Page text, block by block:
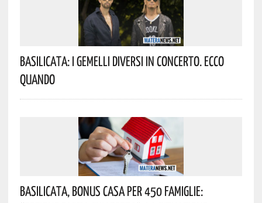
Basilicata: I Gemelli DiVersi In Concerto. Ecco
Quando
Basilicata, Bonus Casa Per 450 Famiglie: